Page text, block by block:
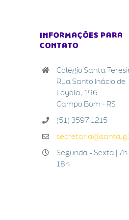
INFORMAÇÕES PARA
CONTATO
Colégio Santa
Rua Santo Inácio de
Loyola, 196
Campo Bom - RS
(51) 3597 1215
Segunda - Sexta | 7h
18h